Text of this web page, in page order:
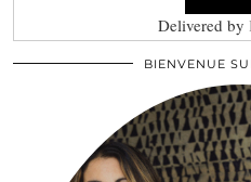
Delivered by
BIENVENUE